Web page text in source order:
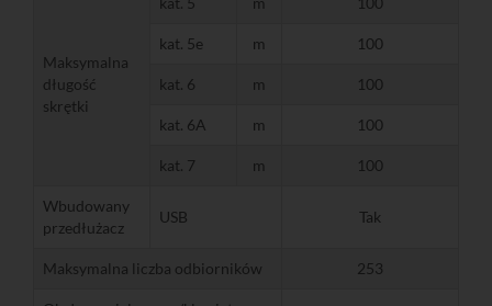
Maksymalna
długość
skrętki
kat. 5e m 100
kat. 6 m 100
kat. 6A m 100
kat. 7 m 100
Wbudowany
przedłużacz
USB Tak
Maksymalna liczba odbiorników 253